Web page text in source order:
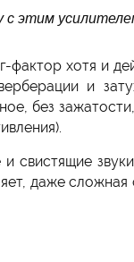
с этим
хотя и
и
без
свистящие
даже